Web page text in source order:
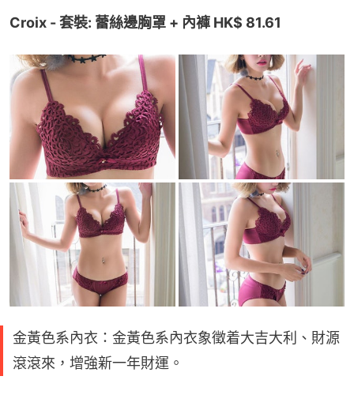
Croix - 套裝: 蕾絲邊胸罩 + 內褲 HK$ 81.61
金黃色系內衣：金黃色系內衣象徵着大吉大利、財源
滾滾來，增強新一年財運。